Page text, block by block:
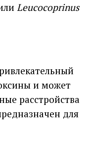
Leucocoprinus
и может
расстройства
для